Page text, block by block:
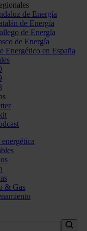
de Energía
de Energía
de Energía
de Energía
Energético en España
& Gas